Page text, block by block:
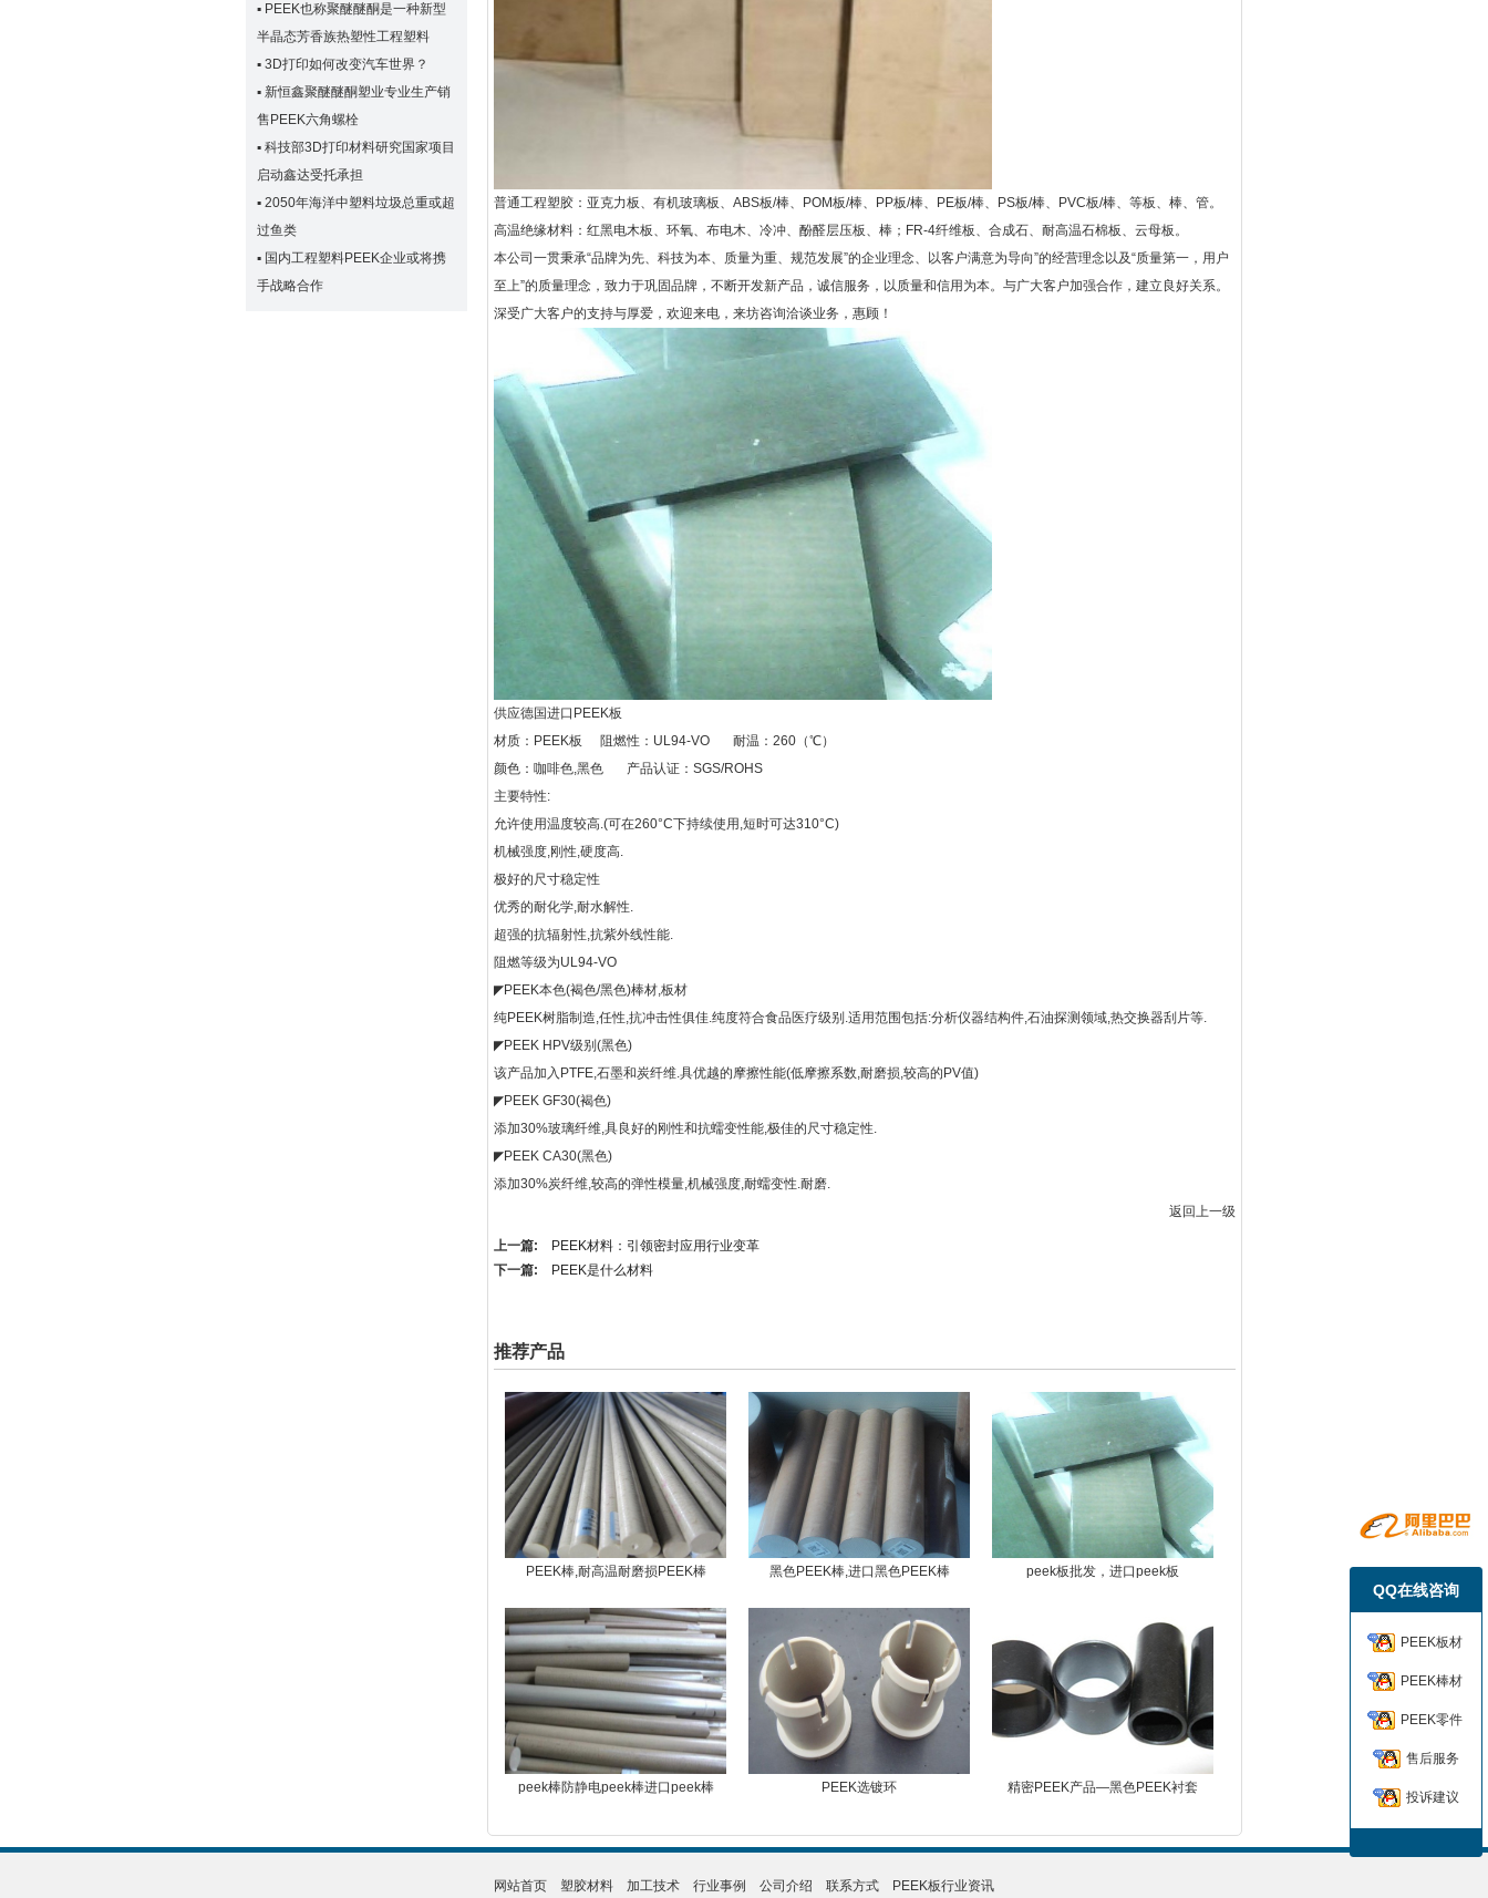
▪ PEEK也称聚醚醚酮是一种新型
半晶态芳香族热塑性工程塑料
▪ 3D打印如何改变汽车世界？
▪ 新恒鑫聚醚醚酮塑业专业生产销
售PEEK六角螺栓
▪ 科技部3D打印材料研究国家项目
启动鑫达受托承担
▪ 2050年海洋中塑料垃圾总重或超
过鱼类
▪ 国内工程塑料PEEK企业或将携
手战略合作
普通工程塑胶：亚克力板、有机玻璃板、ABS板/棒、POM板/棒、PP板/棒、PE板/棒、PS板/棒、PVC板/棒、等板、棒、管。
高温绝缘材料：红黑电木板、环氧、布电木、冷冲、酚醛层压板、棒；FR-4纤维板、合成石、耐高温石棉板、云母板。
本公司一贯秉承“品牌为先、科技为本、质量为重、规范发展”的企业理念、以客户满意为导向”的经营理念以及“质量第一，用户
至上”的质量理念，致力于巩固品牌，不断开发新产品，诚信服务，以质量和信用为本。与广大客户加强合作，建立良好关系。
深受广大客户的支持与厚爱，欢迎来电，来坊咨询洽谈业务，惠顾！
供应德国进口PEEK板
材质：PEEK板
阻燃性：UL94-VO
耐温：260（℃）
颜色：咖啡色,黑色
产品认证：SGS/ROHS
主要特性:
允许使用温度较高.(可在260°C下持续使用,短时可达310°C)
机械强度,刚性,硬度高.
极好的尺寸稳定性
优秀的耐化学,耐水解性.
超强的抗辐射性,抗紫外线性能.
阻燃等级为UL94-VO
◤PEEK本色(褐色/黑色)棒材,板材
纯PEEK树脂制造,任性,抗冲击性俱佳.纯度符合食品医疗级别.适用范围包括:分析仪器结构件,石油探测领域,热交换器刮片等.
◤PEEK HPV级别(黑色)
该产品加入PTFE,石墨和炭纤维.具优越的摩擦性能(低摩擦系数,耐磨损,较高的PV值)
◤PEEK GF30(褐色)
添加30%玻璃纤维,具良好的刚性和抗蠕变性能,极佳的尺寸稳定性.
◤PEEK CA30(黑色)
添加30%炭纤维,较高的弹性模量,机械强度,耐蠕变性.耐磨.
返回上一级
上一篇:
PEEK材料：引领密封应用行业变革
下一篇:
PEEK是什么材料
推荐产品
PEEK棒,耐高温耐磨损PEEK棒 黑色PEEK棒,进口黑色PEEK棒 peek板批发，进口peek板
peek棒防静电peek棒进口peek棒 PEEK选镀环 精密PEEK产品—黑色PEEK衬套
网站首页 塑胶材料 加工技术 行业事例 公司介绍 联系方式 PEEK板行业资讯
QQ在线咨询
PEEK板材
PEEK棒材
PEEK零件
售后服务
投诉建议